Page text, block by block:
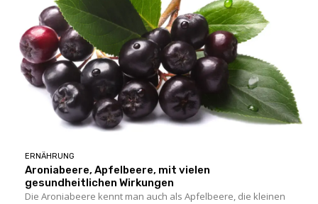
ERNÄHRUNG
Aroniabeere, Apfelbeere, mit vielen
gesundheitlichen Wirkungen
Die Aroniabeere kennt man auch als Apfelbeere, die kleinen